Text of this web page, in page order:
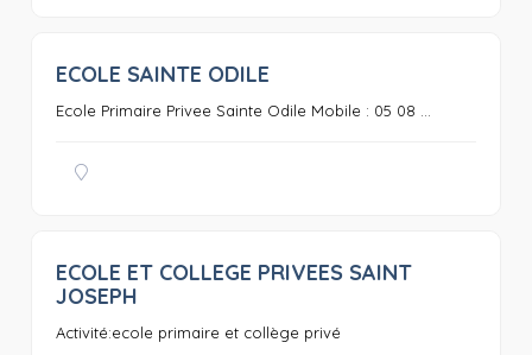
ECOLE SAINTE ODILE
Ecole Primaire Privee Sainte Odile Mobile : 05 08 ...
ECOLE ET COLLEGE PRIVEES SAINT
JOSEPH
Activité:ecole primaire et collège privé